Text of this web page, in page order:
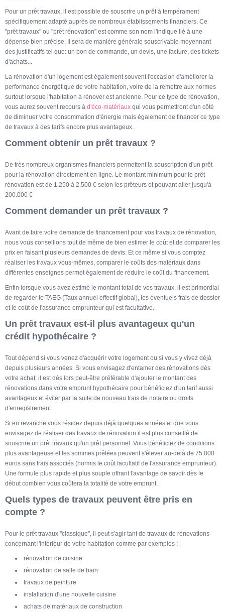
Pour un prêt travaux, il est possible de souscrire un prêt à tempérament
spécifiquement adapté auprès de nombreux établissements financiers. Ce
"prêt travaux" ou "prêt rénovation" est comme son nom l'indique lié à une
dépense bien précise. Il sera de manière générale souscrivable moyennant
des justificatifs tel que: un bon de commande, un devis, une facture, des tickets
d'achats...
La rénovation d'un logement est également souvent l'occasion d'améliorer la
performance énergétique de votre habitation, voire de la remettre aux normes
surtout lorsque l'habitation à rénover est ancienne. Pour ce type de rénovation,
vous aurez souvent recours à d'éco-matériaux qui vous permettront d'un côté
de diminuer votre consommation d'énergie mais également de financer ce type
de travaux à des tarifs encore plus avantageux.
Comment obtenir un prêt travaux ?
De très nombreux organismes financiers permettent la souscription d'un prêt
pour la rénovation directement en ligne. Le montant minimum pour le prêt
rénovation est de 1.250 à 2.500 € selon les prêteurs et pouvant aller jusqu'à
200.000 €
Comment demander un prêt travaux ?
Avant de faire votre demande de financement pour vos travaux de rénovation,
nous vous conseillons tout de même de bien estimer le coût et de comparer les
prix en faisant plusieurs demandes de devis. Et ce même si vous comptez
réaliser les travaux vous-mêmes, comparer le coûts des matériaux dans
différentes enseignes permet également de réduire le coût du financement.
Enfin lorsque vous avez estimé le montant total de vos travaux, il est primordial
de regarder le TAEG (Taux annuel effectif global), les éventuels frais de dossier
et le coût de l'assurance emprunteur qui est facultative.
Un prêt travaux est-il plus avantageux qu'un
crédit hypothécaire ?
Tout dépend si vous venez d'acquérir votre logement ou si vous y vivez déjà
depuis plusieurs années. Si vous envisagez d'entamer des rénovations dès
votre achat, il est dès lors peut-être préférable d'ajouter le montant des
rénovations dans votre emprunt hypothécaire pour bénéficiez d'un tarif aussi
avantageux et éviter par la suite de nouveau frais de notaire ou droits
d'enregistrement.
Si en revanche vous résidez depuis déjà quelques années et que vous
envisagez de réaliser des travaux de rénovation il est plus conseillé de
souscrire un prêt travaux qu'un prêt personnel. Vous bénéficiez de conditions
plus avantageuse et les sommes prêtées peuvent s'élever au-delà de 75.000
euros sans frais associés (hormis le coût facultatif de l'assurance emprunteur).
Une formule plus rapide et plus souple offrant l'avantage de savoir dès le
début combien vous coûtera la totalité de votre emprunt.
Quels types de travaux peuvent être pris en
compte ?
Pour le prêt travaux "classique", il peut s'agir tant de travaux de rénovations
concernant l'intérieur de votre habitation comme par exemples :
rénovation de cuisine
rénovation de salle de bain
travaux de peinture
installation d'une nouvelle cuisine
achats de matériaux de construction